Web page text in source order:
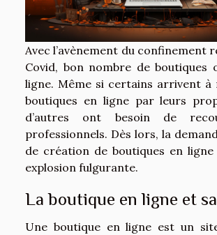
Avec l’avènement du confinement
Covid, bon nombre de boutiques
ligne. Même si certains arrivent à
boutiques en ligne par leurs
d’autres ont besoin de
professionnels. Dès lors, la
de création de boutiques en
explosion fulgurante.
La boutique en ligne et
Une boutique en ligne est un